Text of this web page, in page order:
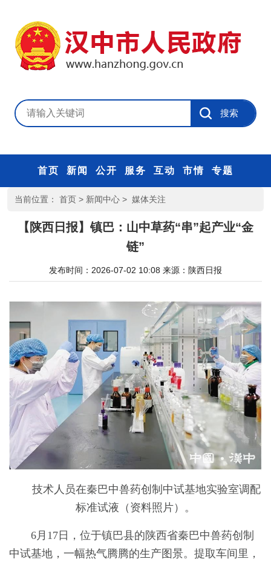
首页 新闻 公开 服务 互动 市情 专题
当前位置： 首页 > 新闻中心 > 媒体关注
【陕西日报】镇巴：山中草药“串”起产业“金
链”
发布时间：2026-07-02 10:08 来源： 陕西日报
技术人员在秦巴中兽药创制中试基地实验室调配
标准试液（资料照片）。
6月17日，位于镇巴县的陕西省秦巴中兽药创制
中试基地，一幅热气腾腾的生产图景。提取车间里，